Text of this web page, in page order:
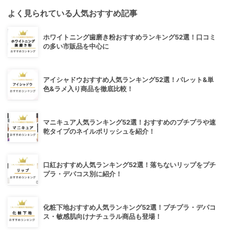
よく見られている人気おすすめ記事
ホワイトニング歯磨き粉おすすめランキング52選！口コミ
の多い市販品を中心に
アイシャドウおすすめ人気ランキング52選！パレット&単
色&ラメ入り商品を徹底比較！
マニキュア人気ランキング52選！おすすめのプチプラや速
乾タイプのネイルポリッシュを紹介！
口紅おすすめ人気ランキング52選！落ちないリップをプチ
プラ・デパコス別に紹介！
化粧下地おすすめ人気ランキング52選！プチプラ・デパコ
ス・敏感肌向けナチュラル商品も登場！